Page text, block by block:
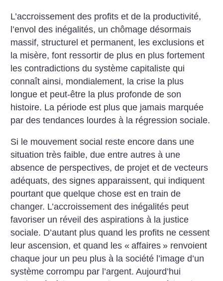
L’accroissement des profits et de la productivité,
l’envol des inégalités, un chômage désormais
massif, structurel et permanent, les exclusions et
la misère, font ressortir de plus en plus fortement
les contradictions du système capitaliste qui
connaît ainsi, mondialement, la crise la plus
longue et peut-être la plus profonde de son
histoire. La période est plus que jamais marquée
par des tendances lourdes à la régression sociale.
Si le mouvement social reste encore dans une
situation très faible, due entre autres à une
absence de perspectives, de projet et de vecteurs
adéquats, des signes apparaissent, qui indiquent
pourtant que quelque chose est en train de
changer. L’accroissement des inégalités peut
favoriser un réveil des aspirations à la justice
sociale. D’autant plus quand les profits ne cessent
leur ascension, et quand les « affaires » renvoient
chaque jour un peu plus à la société l’image d’un
système corrompu par l’argent. Aujourd’hui